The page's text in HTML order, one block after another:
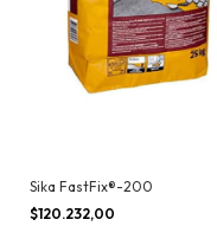
Sika FastFix®-200
$120.232,00